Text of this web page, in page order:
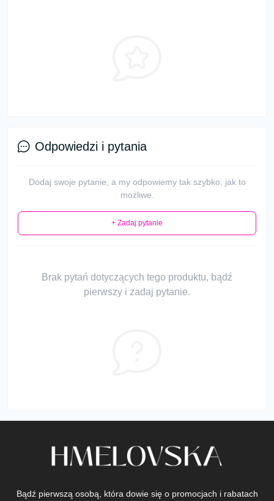
Odpowiedzi i pytania
Dodaj swoje pytanie, a my odpowiemy tak szybko, jak to
możliwe.
+ Zadaj pytanie
Brak pytań dotyczących tego produktu, bądź
pierwszy i zadaj pytanie.
Bądź pierwszą osobą, która dowie się o promocjach i rabatach